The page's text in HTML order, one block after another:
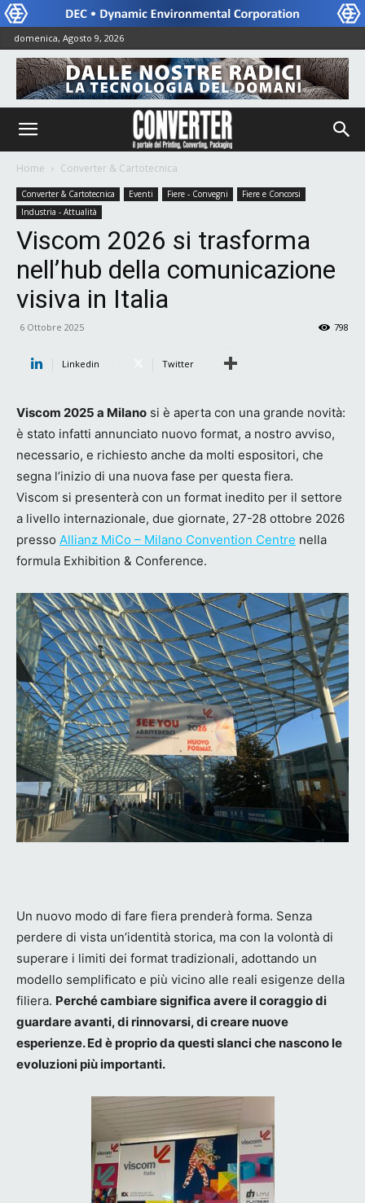
domenica, Agosto 9, 2026
Home Converter & Cartotecnica
Converter & Cartotecnica Eventi Fiere - Convegni
Fiere e Concorsi
Industria - Attualità
Viscom 2026 si trasforma
nell’hub della comunicazione
visiva in Italia
6 Ottobre 2025 798
Linkedin Twitter
Viscom 2025 a Milano si è aperta con una grande novità:
è stato infatti annunciato nuovo format, a nostro avviso,
necessario, e richiesto anche da molti espositori, che
segna l’inizio di una nuova fase per questa fiera.
Viscom si presenterà con un format inedito per il settore
a livello internazionale, due giornate, 27-28 ottobre 2026
presso Allianz MiCo – Milano Convention Centre nella
formula Exhibition & Conference.
Un nuovo modo di fare fiera prenderà forma. Senza
perdere di vista un’identità storica, ma con la volontà di
superare i limiti dei format tradizionali, adottando un
modello semplificato e più vicino alle reali esigenze della
filiera. Perché cambiare significa avere il coraggio di
guardare avanti, di rinnovarsi, di creare nuove
esperienze. Ed è proprio da questi slanci che nascono le
evoluzioni più importanti.